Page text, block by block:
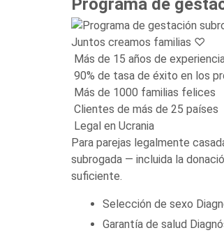
Programa de
Juntos creamos familias ♡
Más de 15 años de
90% de tasa de éxito en los
Más de 1000 familias felices
Clientes de más de 25 países
Legal en Ucrania
Para parejas legalmente
subrogada — incluida la
suficiente.
Selección de sexo
Garantía de salud